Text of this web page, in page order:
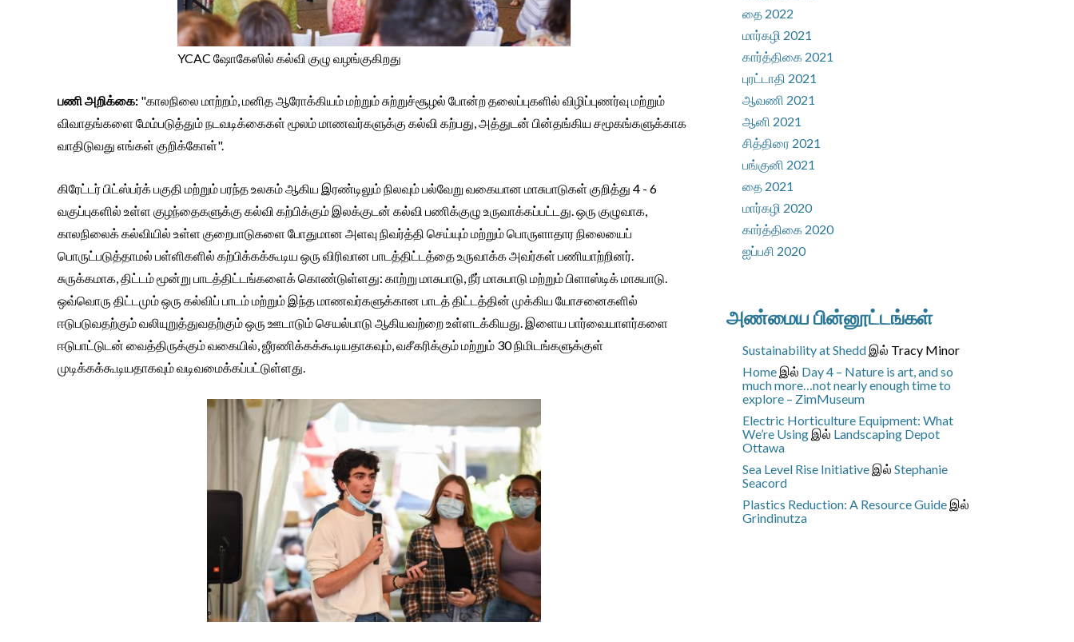
YCAC ஷோகேஸில் கல்வி குழு வழங்குகிறது
பணி அறிக்கை: "காலநிலை மாற்றம், மனித ஆரோக்கியம் மற்றும் சுற்றுச்சூழல் போன்ற தலைப்புகளில் விழிப்புணர்வு மற்றும்
விவாதங்களை மேம்படுத்தும் நடவடிக்கைகள் மூலம் மாணவர்களுக்கு கல்வி கற்பது, அத்துடன் பின்தங்கிய சமூகங்களுக்காக
வாதிடுவது எங்கள் குறிக்கோள்".
கிரேட்டர் பிட்ஸ்பர்க் பகுதி மற்றும் பரந்த உலகம் ஆகிய இரண்டிலும் நிலவும் பல்வேறு வகையான மாசுபாடுகள் குறித்து 4 - 6
வகுப்புகளில் உள்ள குழந்தைகளுக்கு கல்வி கற்பிக்கும் இலக்குடன் கல்வி பணிக்குழு உருவாக்கப்பட்டது. ஒரு குழுவாக,
காலநிலைக் கல்வியில் உள்ள குறைபாடுகளை போதுமான அளவு நிவர்த்தி செய்யும் மற்றும் பொருளாதார நிலையைப்
பொருட்படுத்தாமல் பள்ளிகளில் கற்பிக்கக்கூடிய ஒரு விரிவான பாடத்திட்டத்தை உருவாக்க அவர்கள் பணியாற்றினர்.
சுருக்கமாக, திட்டம் மூன்று பாடத்திட்டங்களைக் கொண்டுள்ளது: காற்று மாசுபாடு, நீர் மாசுபாடு மற்றும் பிளாஸ்டிக் மாசுபாடு.
ஒவ்வொரு திட்டமும் ஒரு கல்விப் பாடம் மற்றும் இந்த மாணவர்களுக்கான பாடத் திட்டத்தின் முக்கிய யோசனைகளில்
ஈடுபடுவதற்கும் வலியுறுத்துவதற்கும் ஒரு ஊடாடும் செயல்பாடு ஆகியவற்றை உள்ளடக்கியது. இளைய பார்வையாளர்களை
ஈடுபாட்டுடன் வைத்திருக்கும் வகையில், ஜீரணிக்கக்கூடியதாகவும், வசீகரிக்கும் மற்றும் 30 நிமிடங்களுக்குள்
முடிக்கக்கூடியதாகவும் வடிவமைக்கப்பட்டுள்ளது.
தை 2022
மார்கழி 2021
கார்த்திகை 2021
புரட்டாதி 2021
ஆவணி 2021
ஆனி 2021
சித்திரை 2021
பங்குனி 2021
தை 2021
மார்கழி 2020
கார்த்திகை 2020
ஐப்பசி 2020
அண்மைய பின்னூட்டங்கள்
Sustainability at Shedd இல் Tracy Minor
Home இல் Day 4 – Nature is art, and so
much more…not nearly enough time to
explore – ZimMuseum
Electric Horticulture Equipment: What
We’re Using இல் Landscaping Depot
Ottawa
Sea Level Rise Initiative இல்Stephanie
Seacord
Plastics Reduction: A Resource Guide இல்
Grindinutza